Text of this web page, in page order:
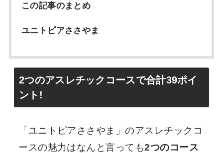
この記事のまとめ
ユニトピアささやま
2つのアスレチックコースで合計39ポイ
ント!
「ユニトピアささやま」のアスレチックコ
ースの魅力はなんと言っても2つのコース